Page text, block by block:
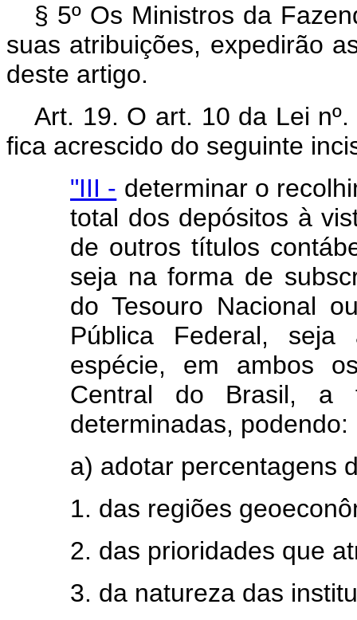
§ 5º Os Ministros da
suas atribuições, expedirão
deste artigo.
Art. 19. O art. 10 da Lei
fica acrescido do seguinte
"III - determinar o
total dos depósitos à
de outros títulos
seja na forma de
do Tesouro Nacional
Pública Federal, seja
espécie, em ambos
Central do Brasil, a
determinadas, podendo:
a) adotar percentagens
1. das regiões
2. das prioridades que
3. da natureza das